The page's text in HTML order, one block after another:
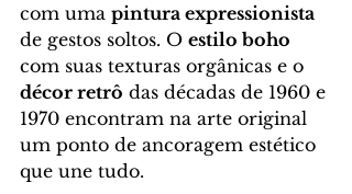
com uma pintura expressionista
de gestos soltos. O estilo boho
com suas texturas orgânicas e o
décor retrô das décadas de 1960 e
1970 encontram na arte original
um ponto de ancoragem estético
que une tudo.